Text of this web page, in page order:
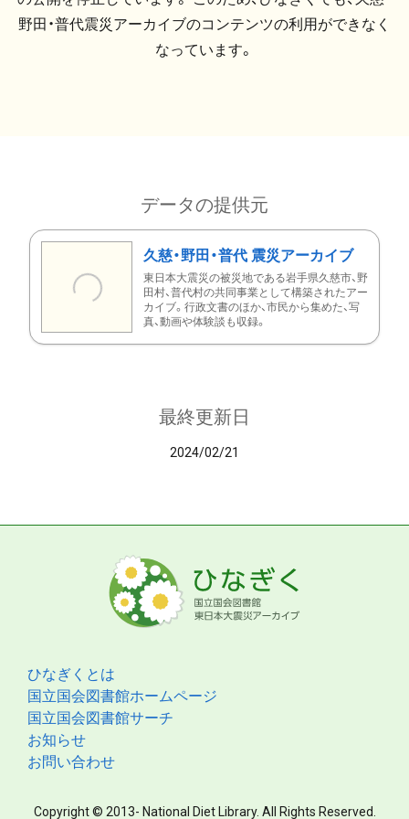
野田・普代震災アーカイブのコンテンツの利用ができなく
なっています。
データの提供元
久慈・野田・普代 震災アーカイブ
東日本大震災の被災地である岩手県久慈市、野
田村、普代村の共同事業として構築されたアー
カイブ。行政文書のほか、市民から集めた、写
真、動画や体験談も収録。
最終更新日
2024/02/21
ひなぎくとは
国立国会図書館ホームページ
国立国会図書館サーチ
お知らせ
お問い合わせ
Copyright © 2013- National Diet Library. All Rights Reserved.